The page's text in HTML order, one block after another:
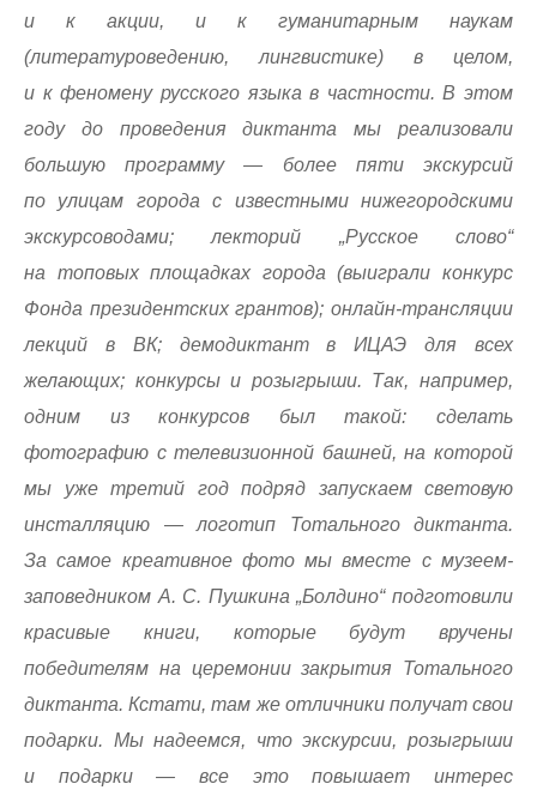
и к акции, и к гуманитарным наукам
(литературоведению, лингвистике) в целом,
и к феномену русского языка в частности. В этом
году до проведения диктанта мы реализовали
большую программу — более пяти экскурсий
по улицам города с известными нижегородскими
экскурсоводами; лекторий „Русское слово“
на топовых площадках города (выиграли конкурс
Фонда президентских грантов); онлайн-трансляции
лекций в ВК; демодиктант в ИЦАЭ для всех
желающих; конкурсы и розыгрыши. Так, например,
одним из конкурсов был такой: сделать
фотографию с телевизионной башней, на которой
мы уже третий год подряд запускаем световую
инсталляцию — логотип Тотального диктанта.
За самое креативное фото мы вместе с музеем-
заповедником А. С. Пушкина „Болдино“ подготовили
красивые книги, которые будут вручены
победителям на церемонии закрытия Тотального
диктанта. Кстати, там же отличники получат свои
подарки. Мы надеемся, что экскурсии, розыгрыши
и подарки — все это повышает интерес